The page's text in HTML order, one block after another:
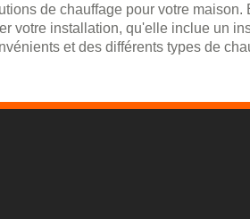
de chauffage pour votre maison.
votre installation, qu'elle inclue un
et des différents types de